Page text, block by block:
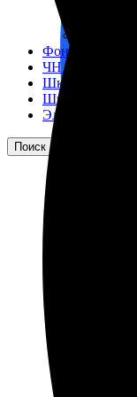
Фонари
ЧН 25/34
Шкода 6S-160
Шкода-275
Поиск